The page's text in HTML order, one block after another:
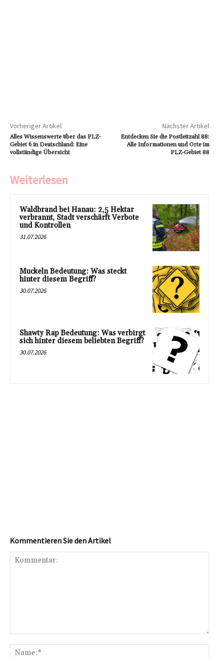
Vorheriger Artikel
Alles Wissenswerte über das PLZ-
Gebiet 6 in Deutschland: Eine
vollständige Übersicht
Nächster Artikel
Entdecken Sie die Postleitzahl 88:
Alle Informationen und Orte im
PLZ-Gebiet 88
Weiterlesen
Waldbrand bei Hanau: 2,5 Hektar
verbrannt, Stadt verschärft Verbote
und Kontrollen
31.07.2026
Muckeln Bedeutung: Was steckt
hinter diesem Begriff?
30.07.2026
Shawty Rap Bedeutung: Was verbirgt
sich hinter diesem beliebten Begriff?
30.07.2026
Kommentieren Sie den Artikel